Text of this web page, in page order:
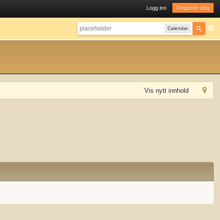
Logg inn Registrer deg
Calendar
Vis nytt innhold